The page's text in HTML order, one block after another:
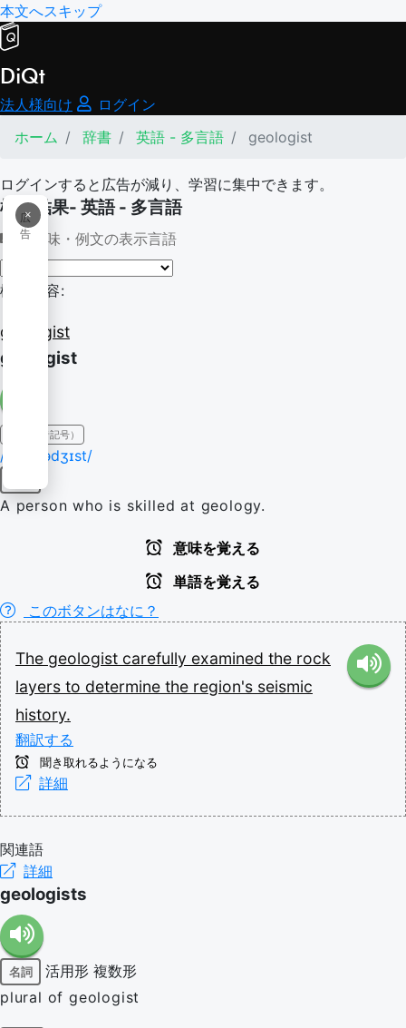
本文へスキップ
DiQt
法人様向け
ログイン
ホーム
辞書 英語 - 多言語 geologist
ログインすると広告が減り、学習に集中できます。
×
広
告
検索結果- 英語 - 多言語
意味・例文の表示言語
検索内容:
geologist
geologist
IPA（発音記号）
/dʒiˈɒlədʒɪst/
A person who is skilled at geology.
意味を覚える
単語を覚える
このボタンはなに？
The geologist carefully examined the rock
layers to determine the region's seismic
history.
翻訳する
聞き取れるようになる
詳細
関連語
詳細
geologists
名詞 活用形 複数形
plural of geologist